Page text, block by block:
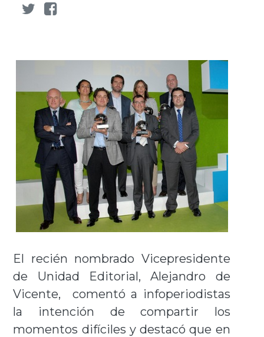
El recién nombrado Vicepresidente
de Unidad Editorial, Alejandro de
Vicente, comentó a infoperiodistas
la intención de compartir los
momentos difíciles y destacó que en